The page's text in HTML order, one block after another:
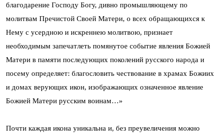
благодарение Господу Богу, дивно промышляющему по
молитвам Пречистой Своей Матери, о всех обращающихся к
Нему с усердною и искреннею молитвою, признает
необходимым запечатлеть помянутое событие явления Божией
Матери в памяти последующих поколений русского народа и
посему определяет: благословить чествование в храмах Божиих
и домах верующих икон, изображающих означенное явление
Божией Матери русским воинам…»
Почти каждая икона уникальна и, без преувеличения можно